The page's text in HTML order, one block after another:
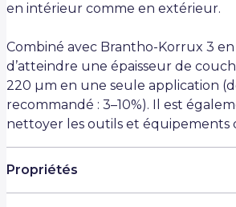
en intérieur comme en extérieur.
Combiné avec Brantho-Korrux 3 en
d’atteindre une épaisseur de
220 µm en une seule application
recommandé : 3–10%). Il est
nettoyer les outils et équipements
Propriétés